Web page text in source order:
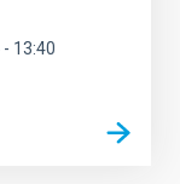
13:40